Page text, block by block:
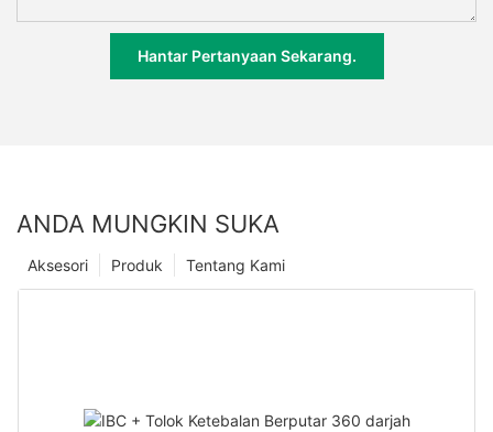
Hantar Pertanyaan Sekarang.
ANDA MUNGKIN SUKA
Tentang Kami
Produk
Aksesori